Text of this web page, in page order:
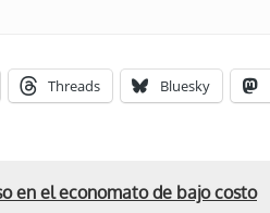
Threads Bluesky
en el economato de bajo costo